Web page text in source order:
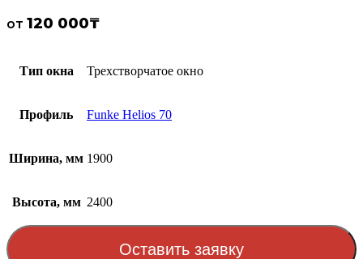
от 120 000₸
Тип окна Трехстворчатое окно
Профиль Funke Helios 70
Ширина, мм 1900
Высота, мм 2400
Оставить заявку